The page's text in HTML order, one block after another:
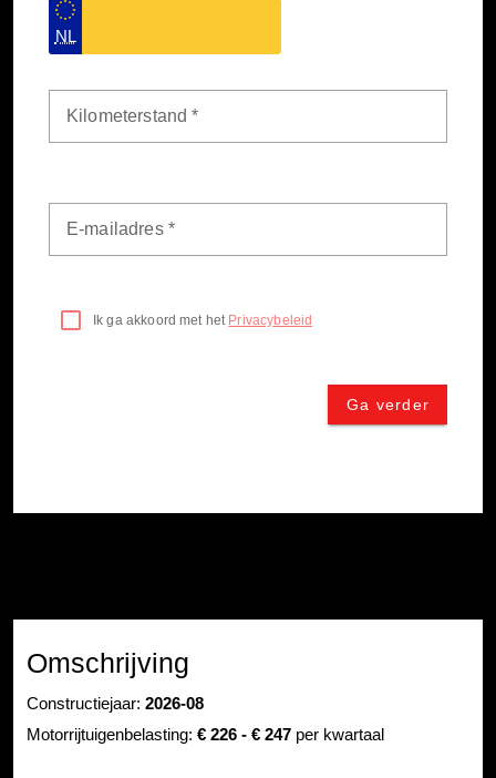
Omschrijving
Constructiejaar: 2026-08
Motorrijtuigenbelasting: € 226 - € 247 per kwartaal